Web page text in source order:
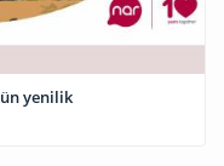
yenilik